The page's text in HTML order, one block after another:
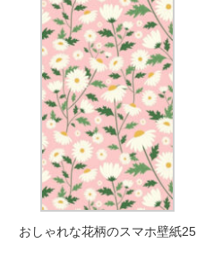
おしゃれな花柄のスマホ壁紙25